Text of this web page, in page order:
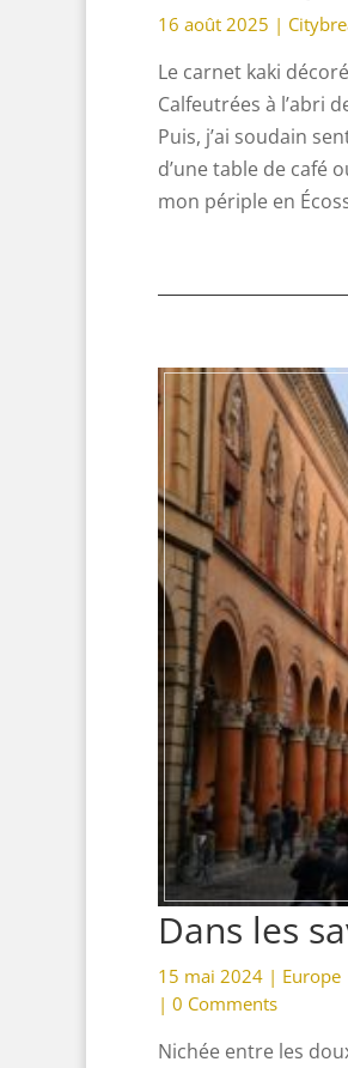
16 août 2025 |
Le carnet kaki
Calfeutrées à l’abri
Puis, j’ai soudain
d’une table de café
mon périple en
Dans les
15 mai 2024 | Europe
| 0 Comments
Nichée entre les